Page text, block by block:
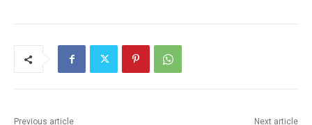
Previous article Next article